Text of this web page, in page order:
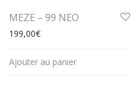
MEZE – 99 NEO
199,00€
Ajouter au panier